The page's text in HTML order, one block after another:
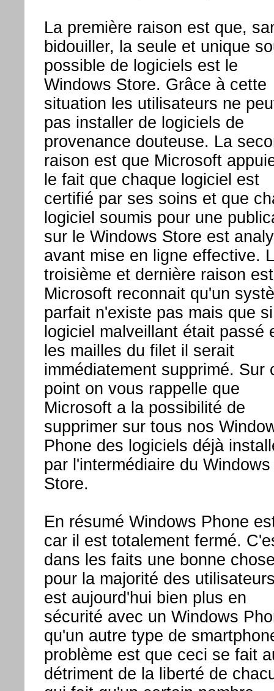
La première raison est que,
bidouiller, la seule et unique
possible de logiciels est le
Windows Store. Grâce à cette
situation les utilisateurs ne
pas installer de logiciels de
provenance douteuse. La
raison est que Microsoft
le fait que chaque logiciel est
certifié par ses soins et que
logiciel soumis pour une
sur le Windows Store est
avant mise en ligne effective.
troisième et dernière raison
Microsoft reconnait qu'un
parfait n'existe pas mais que
logiciel malveillant était passé
les mailles du filet il serait
immédiatement supprimé. Sur
point on vous rappelle que
Microsoft a la possibilité de
supprimer sur tous nos
Phone des logiciels déjà
par l'intermédiaire du Windows
Store.
En résumé Windows Phone
car il est totalement fermé.
dans les faits une bonne
pour la majorité des
est aujourd'hui bien plus en
sécurité avec un Windows
qu'un autre type de
problème est que ceci se fait
détriment de la liberté de